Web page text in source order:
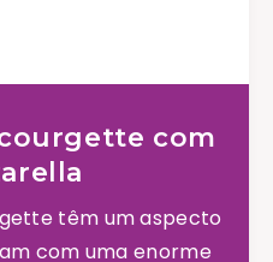
com
têm um aspecto
com uma enorme